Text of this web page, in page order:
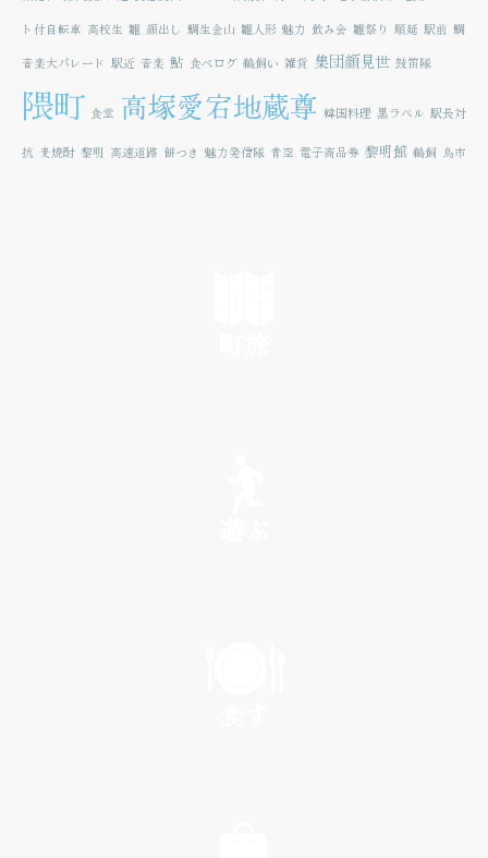
ト付自転車 高校生 雛 顔出し 鯛生金山 雛人形 魅力 飲み会 雛祭り 順延 駅前 鯛
音楽大パレード 駅近 音楽 鮎 食べログ 鵜飼い 雑貨 集団顔見世 鼓笛隊
隈町 食堂 高塚愛宕地蔵尊 韓国料理 黒ラベル 駅長対
抗 麦焼酎 黎明 高速道路 餅つき 魅力発信隊 青空 電子商品券 黎明館 鵜飼 鳥市